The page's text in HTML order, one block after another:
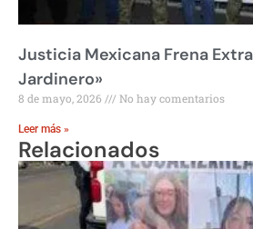
Justicia Mexicana Frena
Jardinero»
8 de mayo, 2026 No hay comentarios
Leer más »
Relacionados